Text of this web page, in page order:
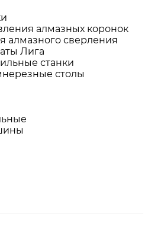
алмазных коронок
алмазного сверления
Лига
станки
столы